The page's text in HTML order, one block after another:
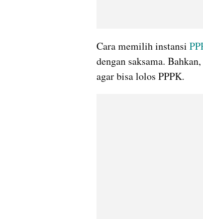
Cara memilih instansi
dengan saksama.
agar bisa lolos PPPK.